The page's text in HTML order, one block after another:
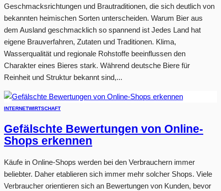
Geschmacksrichtungen und Brautraditionen, die sich deutlich von
bekannten heimischen Sorten unterscheiden. Warum Bier aus
dem Ausland geschmacklich so spannend ist Jedes Land hat
eigene Brauverfahren, Zutaten und Traditionen. Klima,
Wasserqualität und regionale Rohstoffe beeinflussen den
Charakter eines Bieres stark. Während deutsche Biere für
Reinheit und Struktur bekannt sind,...
INTERNETWIRTSCHAFT
Gefälschte Bewertungen von Online-
Shops erkennen
Käufe in Online-Shops werden bei den Verbrauchern immer
beliebter. Daher etablieren sich immer mehr solcher Shops. Viele
Verbraucher orientieren sich an Bewertungen von Kunden, bevor